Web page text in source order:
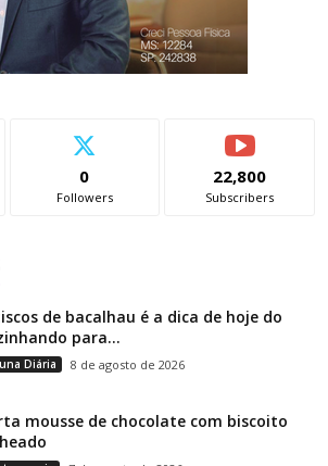
0
Followers
22,800
Subscribers
de bacalhau é a dica de hoje do
para...
Diária 8 de agosto de 2026
mousse de chocolate com biscoito